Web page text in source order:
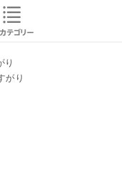
り
がり